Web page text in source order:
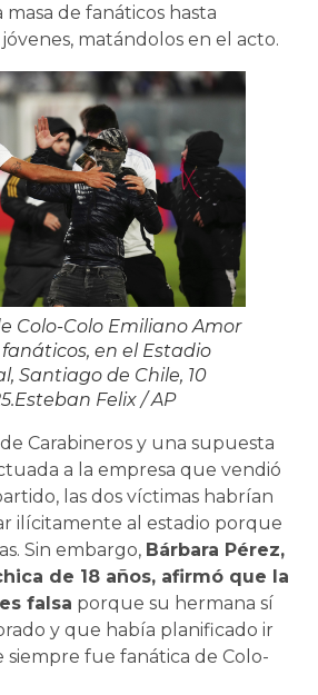
de fanáticos hasta
matándolos en el acto.
Colo-Colo Emiliano Amor
en el Estadio
Santiago de Chile, 10
Esteban Felix/ AP
Carabineros y una supuesta
a la empresa que vendió
las dos víctimas habrían
ilícitamente al estadio porque
Sin embargo, Bárbara Pérez,
de 18 años, afirmó que la
falsa porque su hermana sí
y que había planificado ir
fue fanática de Colo-